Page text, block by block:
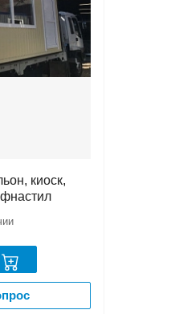
киоск,